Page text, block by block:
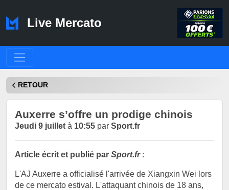
Live Mercato
RETOUR
Auxerre s’offre un prodige chinois
Jeudi 9 juillet à 10:55 par Sport.fr
Article écrit et publié par Sport.fr:
L'AJ Auxerre a officialisé l'arrivée de Xiangxin Wei lors
de ce mercato estival. L'attaquant chinois de 18 ans,